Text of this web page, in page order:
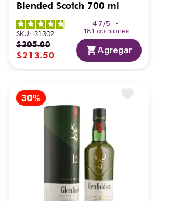
Blended Scotch 700 ml
4.7/5
-
181 opiniones
SKU:31302
$305.00
$213.50 Agregar